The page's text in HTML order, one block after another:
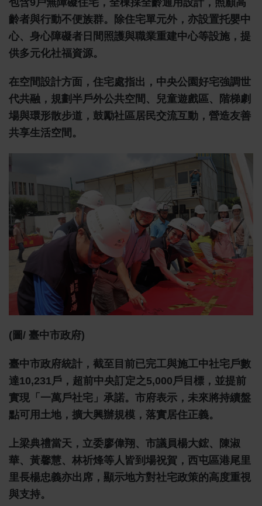
包含9戶無障礙住宅，全棟採全齡通用設計，照顧高
齡者與行動不便族群。除住宅單元外，亦設置托嬰中
心、身心障礙者日間照護與職業重建中心等設施，提
供多元化社福資源。
在空間設計方面，住宅處指出，中央公園好宅強調世
代共融，規劃半戶外公共空間、兒童遊戲區、階梯劇
場與環形散步道，鼓勵社區居民交流互動，營造友善
共享生活空間。
(圖/ 臺中市政府)
臺中市政府統計，截至目前已完工與施工中社宅戶數
達10,231戶，超前中央訂定之5,000戶目標，並提前
實現「一萬戶社宅」承諾。市府表示，未來將持續盤
點可用土地，擴大興辦規模，落實居住正義。
上梁典禮當天，立委廖偉翔、市議員楊大鋐、陳淑
華、黃馨慧、林祈烽等人皆到場祝賀，西屯區港尾里
里長楊忠義亦出席，顯示地方對社宅政策的高度重視
與支持。